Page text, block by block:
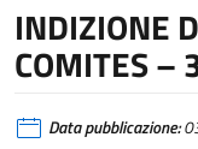
INDIZIONE
COMITES –
Data pubblicazione: